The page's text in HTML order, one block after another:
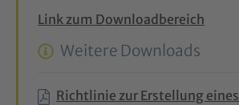
Link zum Downloadbereich
Weitere Downloads
Richtlinie zur Erstellung eines